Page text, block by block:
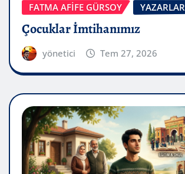
FATMA AFİFE GÜRSOY YAZARLAR
Çocuklar İmtihanımız
yönetici Tem 27, 2026